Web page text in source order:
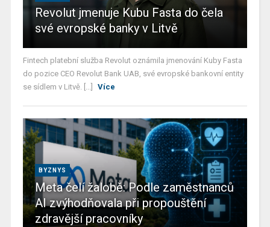
Revolut jmenuje Kubu Fasta do čela
své evropské banky v Litvě
Fintech platební služba Revolut oznámila jmenování Kuby Fasta
do pozice CEO Revolut Bank UAB, své evropské bankovní entity
se sídlem v Litvě. [...]
Více
BYZNYS
Meta čelí žalobě: Podle zaměstnanců
AI zvýhodňovala při propouštění
zdravější pracovníky